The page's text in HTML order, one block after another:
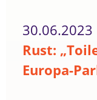
30.06.2023
Rust:
Europa-